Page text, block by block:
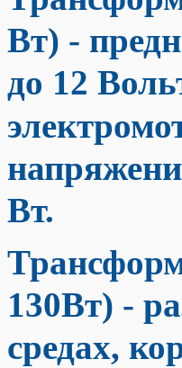
Вт) -
до 12
Вт.
130Вт) -
средах,